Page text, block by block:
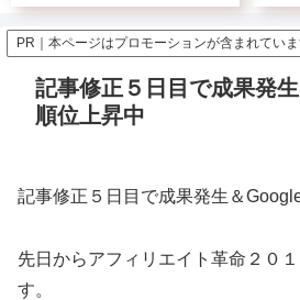
PR｜本ページはプロモーションが含まれてい
記事修正５日目で成果発
順位上昇中
記事修正５日目で成果発生＆
先日からアフィリエイト革命２０
す。